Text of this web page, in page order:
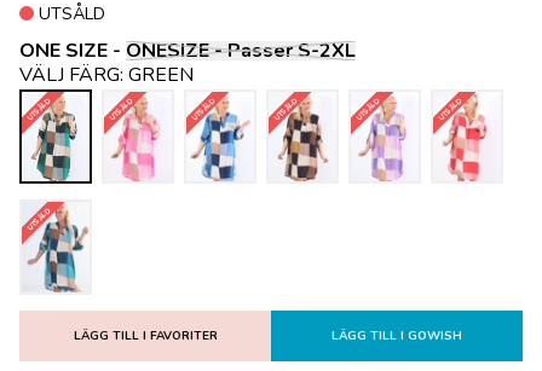
ONE SIZE - ONESIZE - Passer S-2XL
UTSÅLD
LÄGG TILL I FAVORITER LÄGG TILL I GOWISH
VÄLJ FÄRG: GREEN
UTSÅLD UTSÅLD UTSÅLD UTSÅLD UTSÅLD UTSÅLD
UTSÅLD